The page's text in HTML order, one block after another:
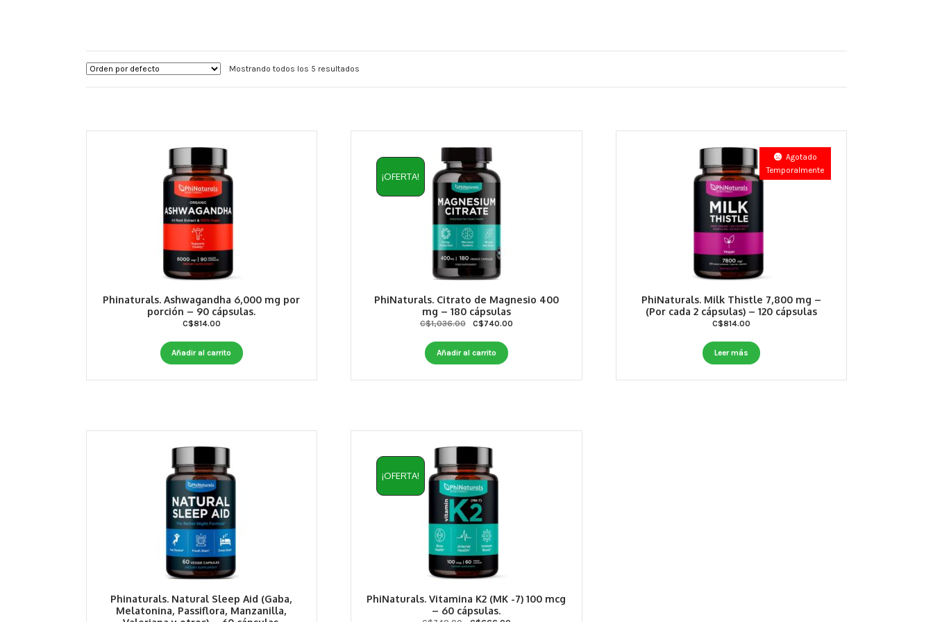
Mostrando todos los 5 resultados
Phinaturals. Ashwagandha 6,000 mg por
porción – 90 cápsulas.
C$814.00
Añadir al carrito
PhiNaturals. Citrato de Magnesio 400
mg – 180 cápsulas
¡OFERTA!
C$1,036.00
Original
was:
C$1,036.00.
C$740.00
Añadir al carrito
PhiNaturals. Milk Thistle 7,800 mg –
(Por cada 2 cápsulas) – 120 cápsulas
Agotado
Temporalmente
C$814.00
Leer más
Phinaturals. Natural Sleep Aid (Gaba,
Melatonina, Passiflora, Manzanilla,
PhiNaturals. Vitamina K2 (MK -7) 100 mcg
– 60 cápsulas.
¡OFERTA!